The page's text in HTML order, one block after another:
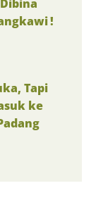
!
Tapi
ke